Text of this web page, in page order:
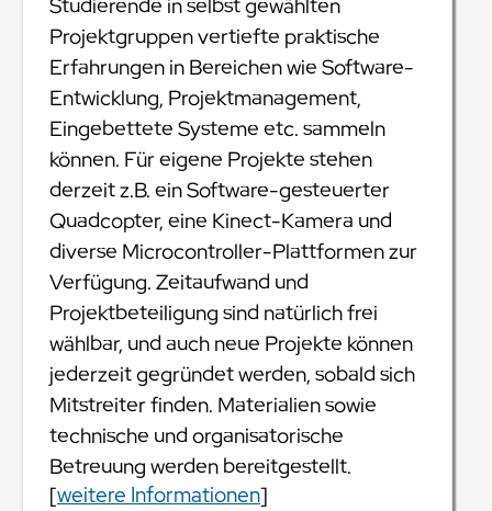
Projektgruppen vertiefte praktische
Erfahrungen in Bereichen wie Software-
Entwicklung, Projektmanagement,
Eingebettete Systeme etc. sammeln
können. Für eigene Projekte stehen
derzeit z.B. ein Software-gesteuerter
Quadcopter, eine Kinect-Kamera und
diverse Microcontroller-Plattformen zur
Verfügung. Zeitaufwand und
Projektbeteiligung sind natürlich frei
wählbar, und auch neue Projekte können
jederzeit gegründet werden, sobald sich
Mitstreiter finden. Materialien sowie
technische und organisatorische
Betreuung werden bereitgestellt.
[weitere Informationen]